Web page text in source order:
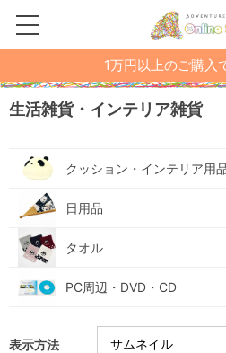
1万円以上のご購入
生活雑貨・インテリア雑貨
クッション・インテリア用
日用品
タオル
PC周辺・DVD・CD
表示方法